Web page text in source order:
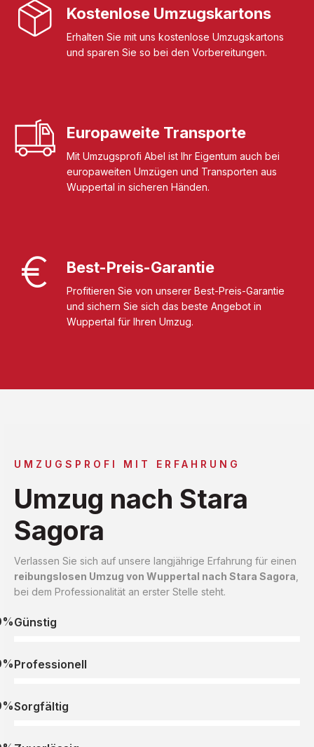
Kostenlose Umzugskartons
Erhalten Sie mit uns kostenlose Umzugskartons
und sparen Sie so bei den Vorbereitungen.
Europaweite Transporte
Mit Umzugsprofi Abel ist Ihr Eigentum auch bei
europaweiten Umzügen und Transporten aus
Wuppertal in sicheren Händen.
Best-Preis-Garantie
Profitieren Sie von unserer Best-Preis-Garantie
und sichern Sie sich das beste Angebot in
Wuppertal für Ihren Umzug.
UMZUGSPROFI MIT ERFAHRUNG
Umzug nach Stara
Sagora
Verlassen Sie sich auf unsere langjährige Erfahrung für einen
reibungslosen Umzug von Wuppertal nach Stara Sagora
bei dem Professionalität an erster Stelle steht.
Günstig
Professionell
Sorgfältig